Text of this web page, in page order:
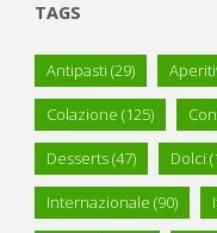
TAGS
Antipasti (29)
Colazione (125)
Desserts(47) Dolci
Internazionale (90)